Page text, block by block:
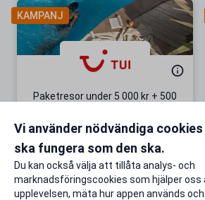
KAMPANJ
Paketresor under 5 000 kr + 500
Gäller även på redan prissänkta
Till rabatten
Vi använder nödvändiga
ska fungera som den ska.
Du kan också välja att tillåta analys- och
marknadsföringscookies som hjälper
upplevelsen, mäta hur appen används